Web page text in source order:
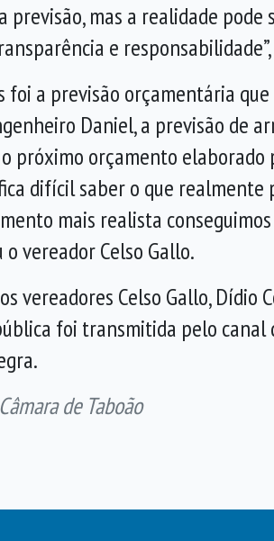
previsão, mas a realidade
e
foi a previsão orçamentária
Daniel, a previsão de
o próximo orçamento
difícil saber o que realmente
mais realista
vereador Celso Gallo.
vereadores Celso Gallo, Dídio
foi transmitida pelo
de Taboão